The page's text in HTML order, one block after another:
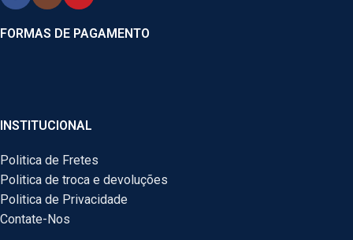
FORMAS DE PAGAMENTO
INSTITUCIONAL
Politica de Fretes
Politica de troca e devoluções
Politica de Privacidade
Contate-Nos